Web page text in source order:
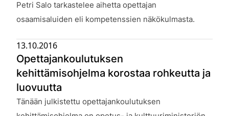
Petri Salo tarkastelee aihetta opettajan
osaamisaluiden eli kompetenssien näkökulmasta.
Opettajankoulutuksen
kehittämisohjelma korostaa rohkeutta ja
luovuutta
Julkaistu:
13.10.2016
Tänään julkistettu opettajankoulutuksen